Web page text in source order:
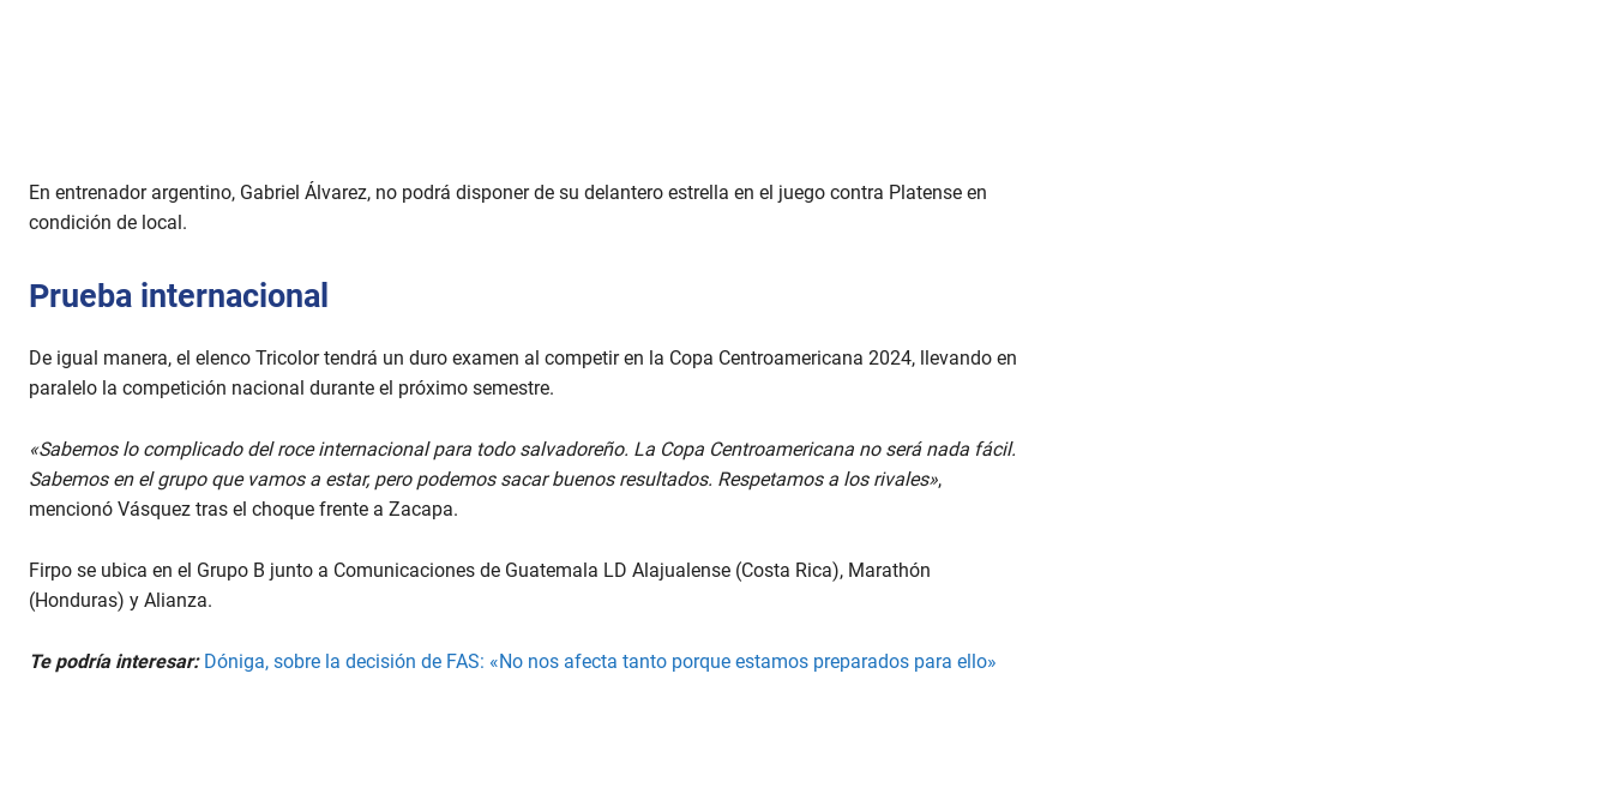
En entrenador argentino, Gabriel Álvarez, no podrá disponer de su delantero estrella en el juego contra Platense en
condición de local.
Prueba internacional
De igual manera, el elenco Tricolor tendrá un duro examen al competir en la Copa Centroamericana 2024, llevando en
paralelo la competición nacional durante el próximo semestre.
«Sabemos lo complicado del roce internacional para todo salvadoreño. La Copa Centroamericana no será nada fácil.
Sabemos en el grupo que vamos a estar, pero podemos sacar buenos resultados. Respetamos a los rivales»,
mencionó Vásquez tras el choque frente a Zacapa.
Firpo se ubica en el Grupo B junto a Comunicaciones de Guatemala LD Alajualense (Costa Rica), Marathón
(Honduras) y Alianza.
Te podría interesar: Dóniga, sobre la decisión de FAS: «No nos afecta tanto porque estamos preparados para ello»